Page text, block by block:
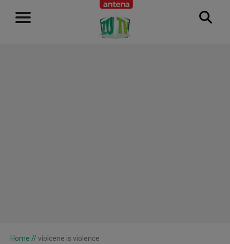
RECLAMĂ
Home // violcene is violence